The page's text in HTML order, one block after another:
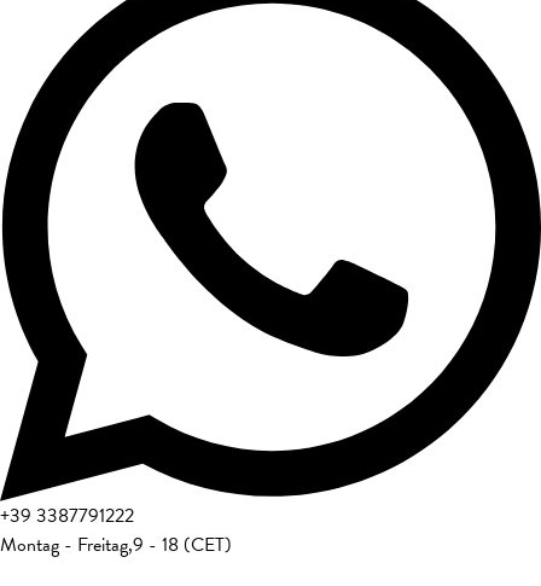
+39 3387791222
Montag - Freitag,9 - 18 (CET)